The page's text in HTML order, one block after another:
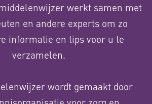
werkt samen met
en andere experts om zo
informatie en tips voor u te
verzamelen.
wordt gemaakt door